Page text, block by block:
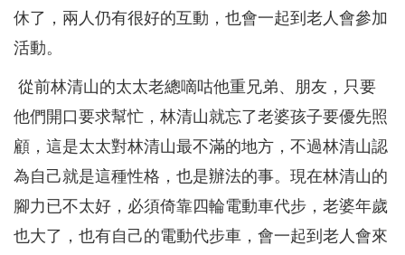
休了，兩人仍有很好的互動，也會一起到老人會參加
活動。
從前林清山的太太老總嘀咕他重兄弟、朋友，只要
他們開口要求幫忙，林清山就忘了老婆孩子要優先照
顧，這是太太對林清山最不滿的地方，不過林清山認
為自己就是這種性格，也是辦法的事。現在林清山的
腳力已不太好，必須倚靠四輪電動車代步，老婆年歲
也大了，也有自己的電動代步車，會一起到老人會來